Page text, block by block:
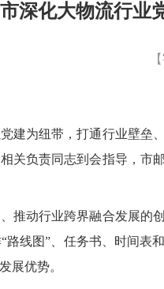
化大物流行业
建为纽带，打通行业壁垒
关负责同志到会指导，市
推动行业跨界融合发展的
线图”、任务书、时间表
展优势。